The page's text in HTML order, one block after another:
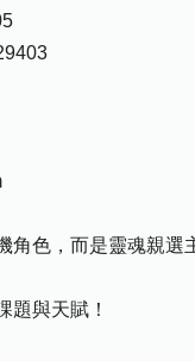
角色，而是靈魂親選
題與天賦！